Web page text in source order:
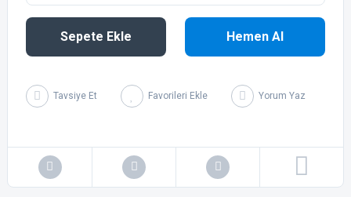
Sepete Ekle Hemen Al
Tavsiye Et Yorum Yaz